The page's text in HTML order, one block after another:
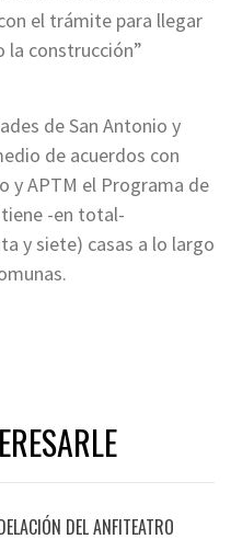
el trámite para llegar
la construcción”
de San Antonio y
de acuerdos con
y APTM el Programa de
-en total-
y siete) casas a lo largo
DEL ANFITEATRO